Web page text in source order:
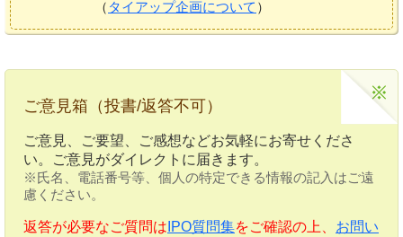
（ タイアップ企画について ）
ご意見箱（投書/返答不可）
ご意見、ご要望、ご感想などお気軽にお寄せくださ
い。ご意見がダイレクトに届きます。
※氏名、電話番号等、個人の特定できる情報の記入はご遠
慮ください。
返答が必要なご質問は IPO質問集をご確認の上、 お問い